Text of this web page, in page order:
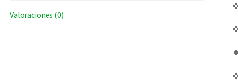
Valoraciones (0)